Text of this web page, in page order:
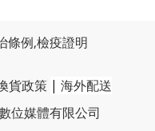
貨政策 | 海外配送
位媒體有限公司